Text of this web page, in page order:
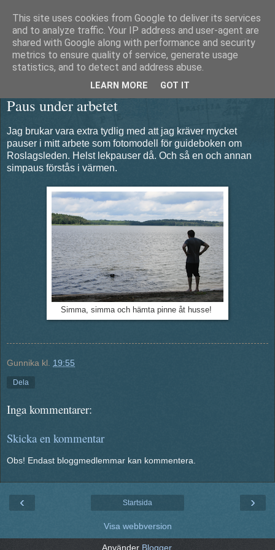
Äventyrshunden Diesel
Paus under arbetet
Jag brukar vara extra tydlig med att jag kräver mycket
pauser i mitt arbete som fotomodell för guideboken om
Roslagsleden. Helst lekpauser då. Och så en och annan
simpaus förstås i värmen.
Simma, simma och hämta pinne åt husse!
Gunnika kl. 19:55
Dela
Inga kommentarer:
Skicka en kommentar
Obs! Endast bloggmedlemmar kan kommentera.
‹ ›
Startsida
Visa webbversion
Använder Blogger.
This site uses cookies from Google to deliver its services
and to analyze traffic. Your IP address and user-agent are
shared with Google along with performance and security
metrics to ensure quality of service, generate usage
statistics, and to detect and address abuse.
LEARN MORE GOT IT